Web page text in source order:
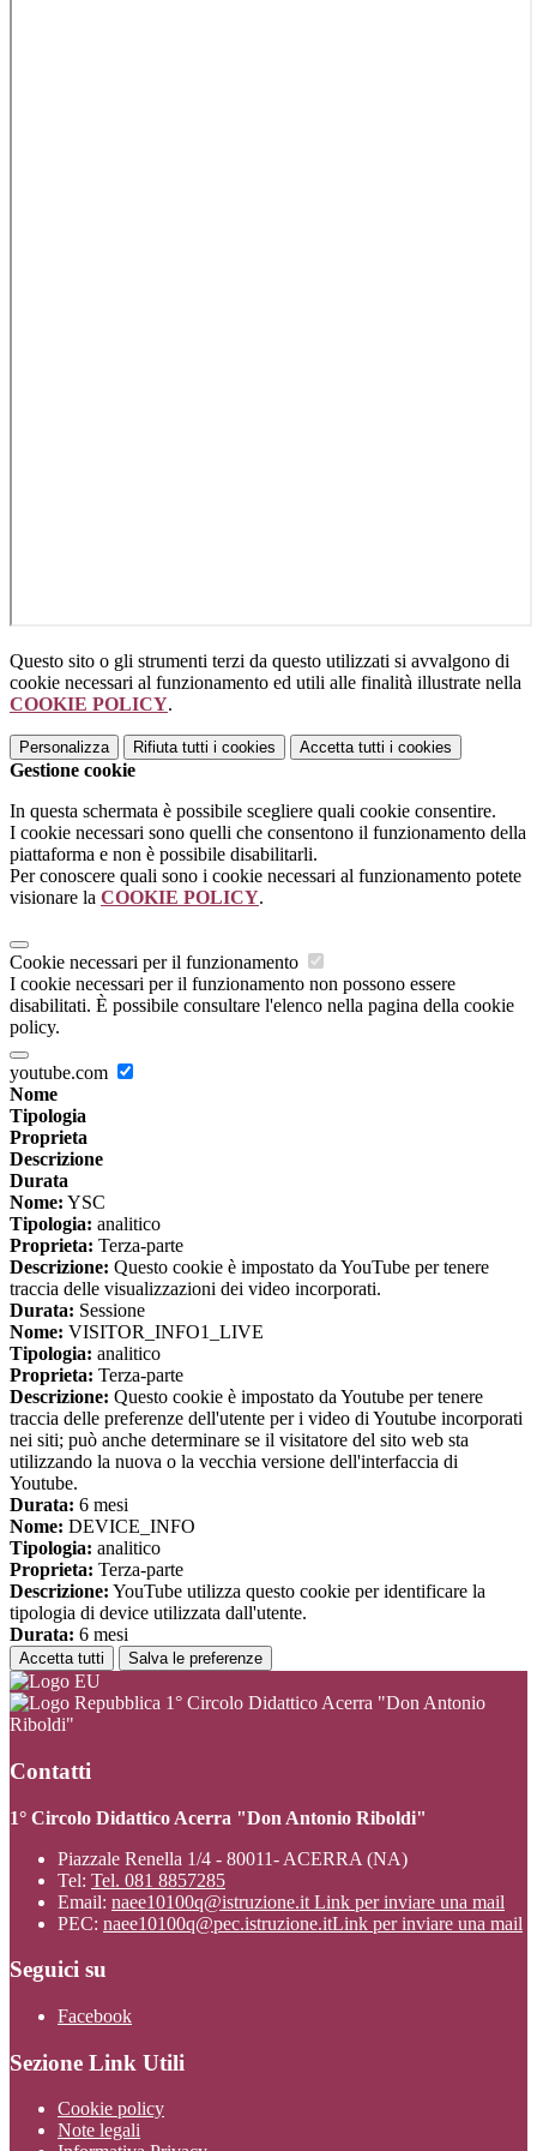
Questo sito o gli strumenti terzi da questo utilizzati si avvalgono di
cookie necessari al funzionamento ed utili alle finalità illustrate nella
COOKIE POLICY.
Personalizza Rifiuta tutti i cookies Accetta tutti i cookies
Gestione cookie
In questa schermata è possibile scegliere quali cookie consentire.
I cookie necessari sono quelli che consentono il funzionamento della
piattaforma e non è possibile disabilitarli.
Per conoscere quali sono i cookie necessari al funzionamento potete
visionare la COOKIE POLICY.
Cookie necessari per il funzionamento
I cookie necessari per il funzionamento non possono essere
disabilitati. È possibile consultare l'elenco nella pagina della cookie
policy.
youtube.com
Nome
Tipologia
Proprieta
Descrizione
Durata
Nome: YSC
Tipologia: analitico
Proprieta: Terza-parte
Descrizione: Questo cookie è impostato da YouTube per tenere
traccia delle visualizzazioni dei video incorporati.
Durata: Sessione
Nome: VISITOR_INFO1_LIVE
Tipologia: analitico
Proprieta: Terza-parte
Descrizione: Questo cookie è impostato da Youtube per tenere
traccia delle preferenze dell'utente per i video di Youtube incorporati
nei siti; può anche determinare se il visitatore del sito web sta
utilizzando la nuova o la vecchia versione dell'interfaccia di
Youtube.
Durata: 6 mesi
Nome: DEVICE_INFO
Tipologia: analitico
Proprieta: Terza-parte
Descrizione: YouTube utilizza questo cookie per identificare la
tipologia di device utilizzata dall'utente.
Durata: 6 mesi
Accetta tutti Salva le preferenze
1° Circolo Didattico Acerra "Don Antonio
Riboldi"
Contatti
1° Circolo Didattico Acerra "Don Antonio Riboldi"
Piazzale Renella 1/4 - 80011- ACERRA (NA)
Tel: Tel. 081 8857285
Email: naee10100q@istruzione.it Link per inviare una mail
PEC: naee10100q@pec.istruzione.itLink per inviare una mail
Seguici su
Facebook
Sezione Link Utili
Cookie policy
Note legali